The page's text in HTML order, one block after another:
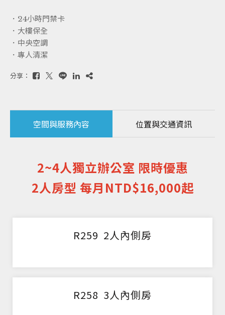
．24小時門禁卡
．大樓保全
．中央空調
．專人清潔
分享：
空間與服務內容 位置與交通資訊
2~4人獨立辦公室 限時優惠
2人房型 每月NTD$16,000起
R259 2人內側房
R258 3人內側房